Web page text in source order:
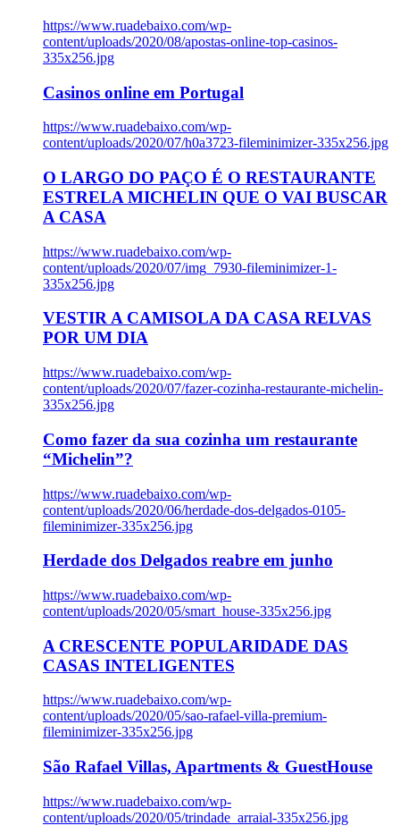
https://www.ruadebaixo.com/wp-
content/uploads/2020/08/apostas-online-top-casinos-
335x256.jpg
Casinos online em Portugal
https://www.ruadebaixo.com/wp-
content/uploads/2020/07/h0a3723-fileminimizer-335x256.jpg
O LARGO DO PAÇO É O RESTAURANTE
ESTRELA MICHELIN QUE O VAI BUSCAR
A CASA
https://www.ruadebaixo.com/wp-
content/uploads/2020/07/img_7930-fileminimizer-1-
335x256.jpg
VESTIR A CAMISOLA DA CASA RELVAS
POR UM DIA
https://www.ruadebaixo.com/wp-
content/uploads/2020/07/fazer-cozinha-restaurante-michelin-
335x256.jpg
Como fazer da sua cozinha um restaurante
“Michelin”?
https://www.ruadebaixo.com/wp-
content/uploads/2020/06/herdade-dos-delgados-0105-
fileminimizer-335x256.jpg
Herdade dos Delgados reabre em junho
https://www.ruadebaixo.com/wp-
content/uploads/2020/05/smart_house-335x256.jpg
A CRESCENTE POPULARIDADE DAS
CASAS INTELIGENTES
https://www.ruadebaixo.com/wp-
content/uploads/2020/05/sao-rafael-villa-premium-
fileminimizer-335x256.jpg
São Rafael Villas, Apartments & GuestHouse
https://www.ruadebaixo.com/wp-
content/uploads/2020/05/trindade_arraial-335x256.jpg